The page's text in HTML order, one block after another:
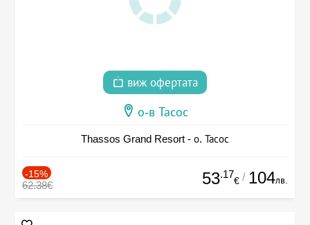
виж офертата
о-в Тасос
Thassos Grand Resort - о. Тасос
-15%
62.38€ 53.17
€ / 104лв.